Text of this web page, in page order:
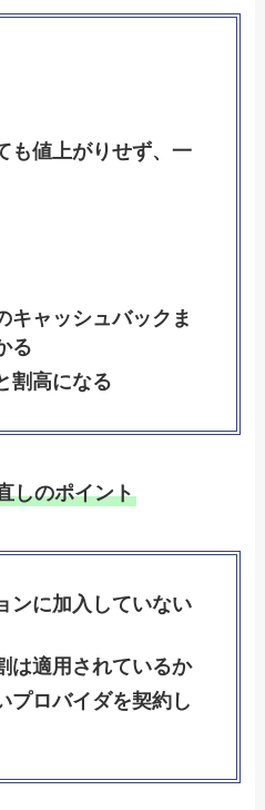
も値上がりせず、一
キャッシュバックま
る
割高になる
しのポイント
ンに加入していない
は適用されているか
プロバイダを契約し